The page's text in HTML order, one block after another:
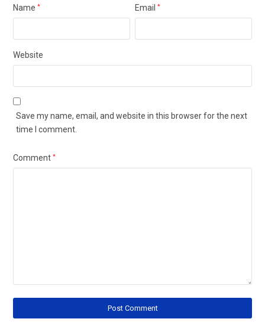
Name* Email*
Website
Save my name, email, and website in this browser for the next
time I comment.
Comment*